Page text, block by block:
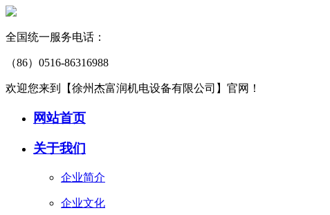
全国统一服务电话：
（86）0516-86316988
欢迎您来到【徐州杰富润机电设备有限公司】官网！
网站首页
关于我们
企业简介
企业文化